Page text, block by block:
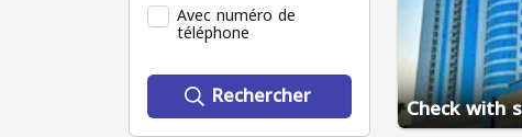
Avec numéro de
téléphone
Rechercher Check with